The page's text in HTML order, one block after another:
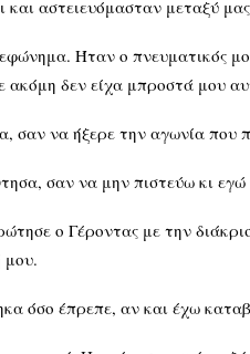
αστειευόμασταν μεταξύ
Ήταν ο πνευματικός
δεν είχα μπροστά μου
σαν να ήξερε την αγωνία που
σαν να μην πιστεύω κι εγώ
ο Γέροντας με την
μου.
όσο έπρεπε, αν και έχω